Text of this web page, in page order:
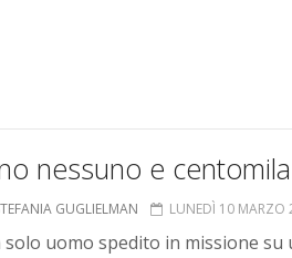
nessuno e centomila
GUGLIELMAN LUNEDÌ 10 MARZO
solo uomo spedito in missione